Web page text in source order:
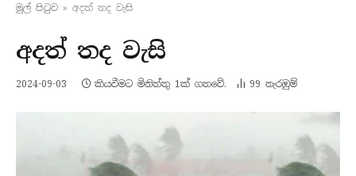
මුල් පිටු​ව » අදත් තද වැසි
අදත් තද වැසි
2024-09-03 කියවීමට මිනිත්තු 1ක් ගතවේ. 99 නැරඹු​ම්